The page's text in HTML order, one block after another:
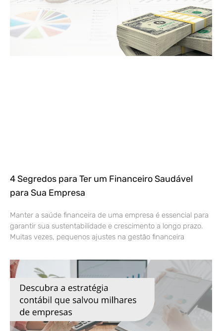
4 Segredos para Ter um Financeiro Saudável
para Sua Empresa
Manter a saúde financeira de uma empresa é essencial para
garantir sua sustentabilidade e crescimento a longo prazo.
Muitas vezes, pequenos ajustes na gestão financeira